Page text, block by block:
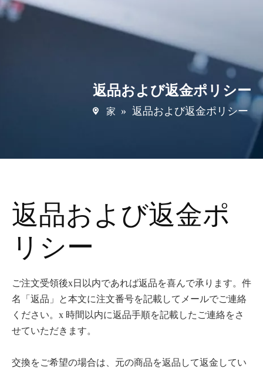
返品および返金ポリシー
家 » 返品および返金ポリシー
返品および返金ポ
リシー
ご注文受領後x日以内であれば返品を喜んで承ります。件
名「返品」と本文に注文番号を記載してメールでご連絡
ください。x 時間以内に返品手順を記載したご連絡をさ
せていただきます。
交換をご希望の場合は、元の商品を返品して返金してい